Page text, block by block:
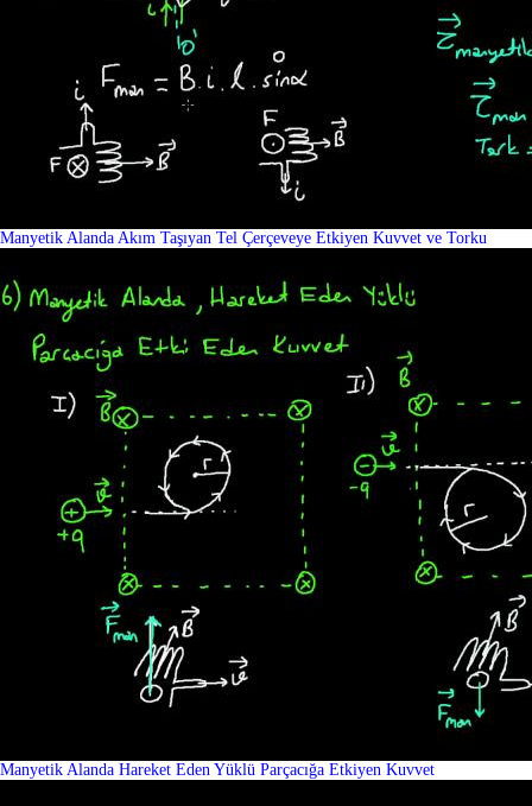
Manyetik Alanda Akım Taşıyan Tel Çerçeveye Etkiyen Kuvvet ve Torku
Manyetik Alanda Hareket Eden Yüklü Parçacığa Etkiyen Kuvvet